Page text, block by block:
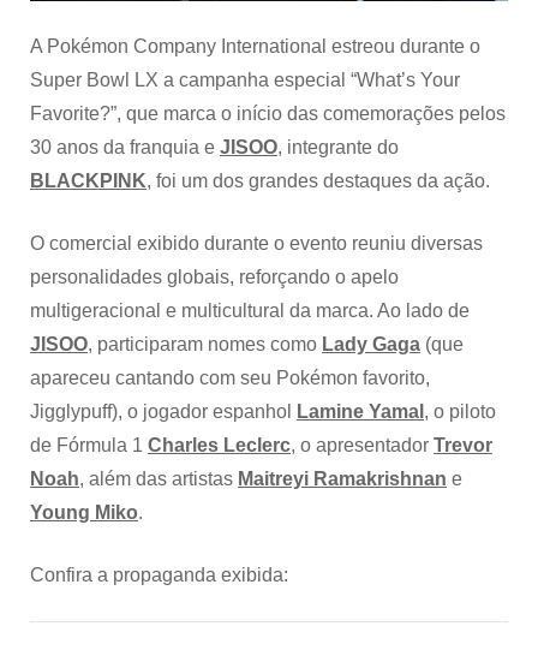
A Pokémon Company International estreou durante o
Super Bowl LX a campanha especial “What’s Your
Favorite?”, que marca o início das comemorações pelos
30 anos da franquia e JISOO, integrante do
BLACKPINK, foi um dos grandes destaques da ação.
O comercial exibido durante o evento reuniu diversas
personalidades globais, reforçando o apelo
multigeracional e multicultural da marca. Ao lado de
JISOO, participaram nomes como Lady Gaga (que
apareceu cantando com seu Pokémon favorito,
Jigglypuff), o jogador espanhol
Lamine Yamal , o piloto
de Fórmula 1 Charles Leclerc, o apresentador Trevor
Noah, além das artistas Maitreyi Ramakrishnan e
Young Miko.
Confira a propaganda exibida: